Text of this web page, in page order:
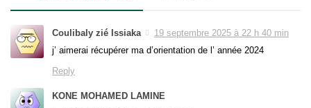
Coulibaly zié Issiaka
19 septembre 2025 à 22 h 40 min
j’ aimerai récupérer ma d’orientation de l’ année 2024
Reply
KONE MOHAMED LAMINE